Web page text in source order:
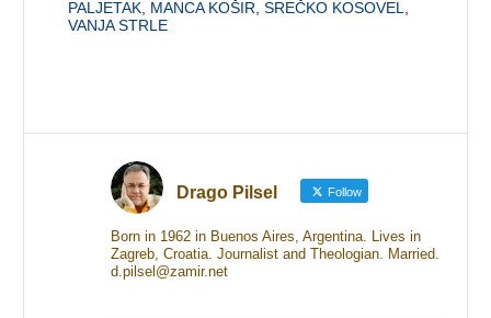
PALJETAK MANCA KOŠIR ,SREČKO KOSOVEL
VANJA STRLE
Drago Pilsel Follow
Born in 1962 in Buenos Aires, Argentina. Lives in
Zagreb, Croatia. Journalist and Theologian. Married.
d.pilsel@zamir.net